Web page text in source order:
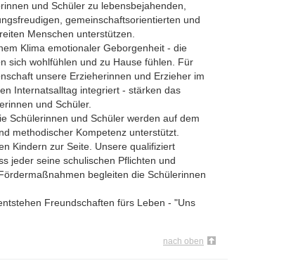
und Schüler zu lebensbejahenden,
gemeinschaftsorientierten und
Menschen unterstützen.
Klima emotionaler Geborgenheit - die
sich wohlfühlen und zu Hause fühlen. Für
unsere Erzieherinnen und Erzieher im
Internatsalltag integriert - stärken das
und Schüler.
Schülerinnen und Schüler werden auf dem
methodischer Kompetenz unterstützt.
Kindern zur Seite. Unsere qualifiziert
jeder seine schulischen Pflichten und
begleiten die Schülerinnen
Freundschaften fürs Leben - "Uns
nach oben